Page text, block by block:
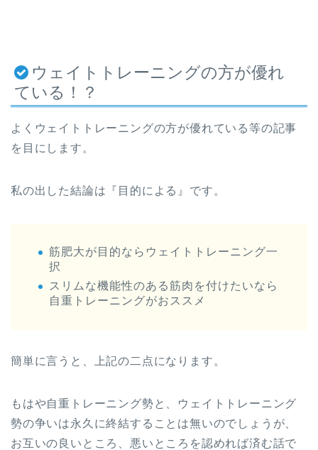
ウェイトトレーニングの方が優れ
ている！？
よくウェイトトレーニングの方が優れている等の記事
を目にします。
私の出した結論は『目的による』です。
筋肥大が目的ならウェイトトレーニング一
択
スリムな機能性のある筋肉を付けたいなら
自重トレーニングがおススメ
簡単に言うと、上記の二点になります。
もはや自重トレーニング勢と、ウェイトトレーニング
勢の争いは永久に終結することは無いのでしょうが、
お互いの良いところ、悪いところを認めれば済む話で